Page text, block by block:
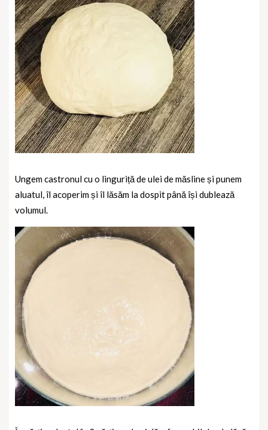
Ungem castronul cu o linguriță de ulei de măsline și punem
aluatul, îl acoperim și îl lăsăm la dospit până își dublează
volumul.